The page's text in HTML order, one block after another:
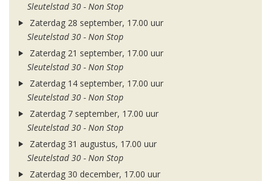
Sleutelstad 30 - Non Stop
Zaterdag 28 september, 17.00 uur
Sleutelstad 30 - Non Stop
Zaterdag 21 september, 17.00 uur
Sleutelstad 30 - Non Stop
Zaterdag 14 september, 17.00 uur
Sleutelstad 30 - Non Stop
Zaterdag 7 september, 17.00 uur
Sleutelstad 30 - Non Stop
Zaterdag 31 augustus, 17.00 uur
Sleutelstad 30 - Non Stop
Zaterdag 30 december, 17.00 uur